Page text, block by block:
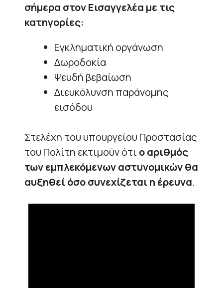
σήμερα στον Εισαγγελέα με τις
κατηγορίες:
Εγκληματική οργάνωση
Δωροδοκία
Ψευδή βεβαίωση
Διευκόλυνση παράνομης
εισόδου
Στελέχη του υπουργείου Προστασίας
του Πολίτη εκτιμούν ότι ο αριθμός
των εμπλεκόμενων αστυνομικών θα
αυξηθεί όσο συνεχίζεται η έρευνα.